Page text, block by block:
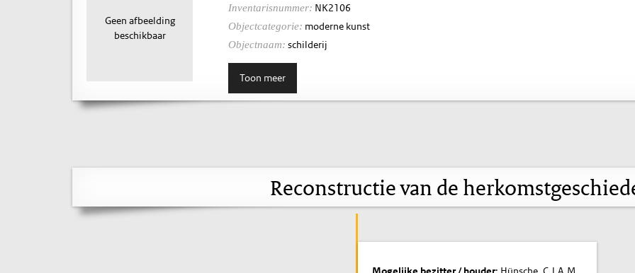
Geen afbeelding
beschikbaar
Inventarisnummer: NK2106
Objectcategorie: moderne kunst
Objectnaam: schilderij
Toon meer
Reconstructie van de